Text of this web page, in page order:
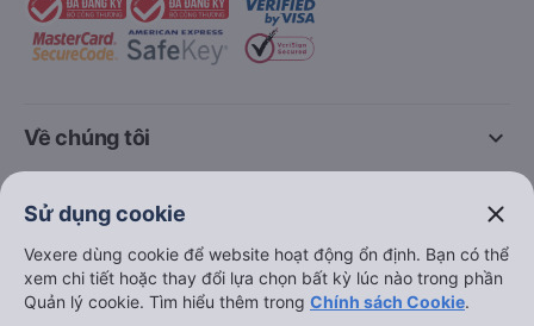
keyboard_arrow_down
Về chúng tôi
keyboard_arrow_down
Hỗ trợ
keyboard_arrow_down
Trở thành đối tác
Sử dụng cookie close
Vexere dùng cookie để website hoạt động ổn định. Bạn có thể
xem chi tiết hoặc thay đổi lựa chọn bất kỳ lúc nào trong phần
Quản lý cookie. Tìm hiểu thêm trong Chính sách Cookie.